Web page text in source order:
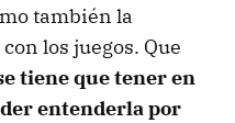
también la
los juegos. Que
tiene que tener en
entenderla por